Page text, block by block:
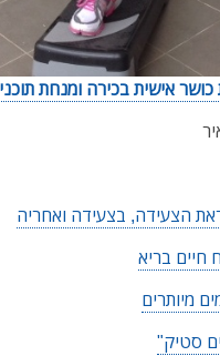
אישית בכירה ומנחת
הצעידה, בצעידה ואחריה
חיים בריא
מיותרים
סטיק"